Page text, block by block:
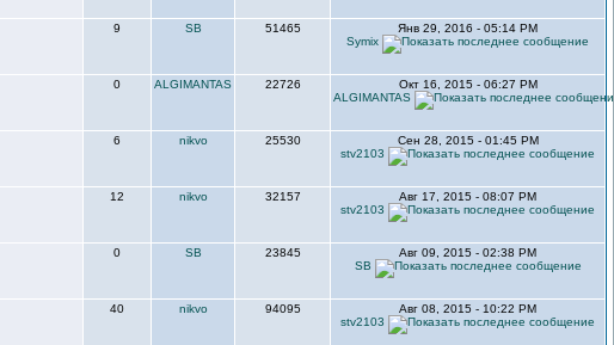
9 SB 51465
Янв 29, 2016 - 05:14 PM
Symix
0 ALGIMANTAS 22726
Окт 16, 2015 - 06:27 PM
ALGIMANTAS
6 nikvo 25530
Сен 28, 2015 - 01:45 PM
stv2103
12 nikvo 32157
Авг 17, 2015 - 08:07 PM
stv2103
0 SB 23845
Авг 09, 2015 - 02:38 PM
SB
40 nikvo 94095
Авг 08, 2015 - 10:22 PM
stv2103